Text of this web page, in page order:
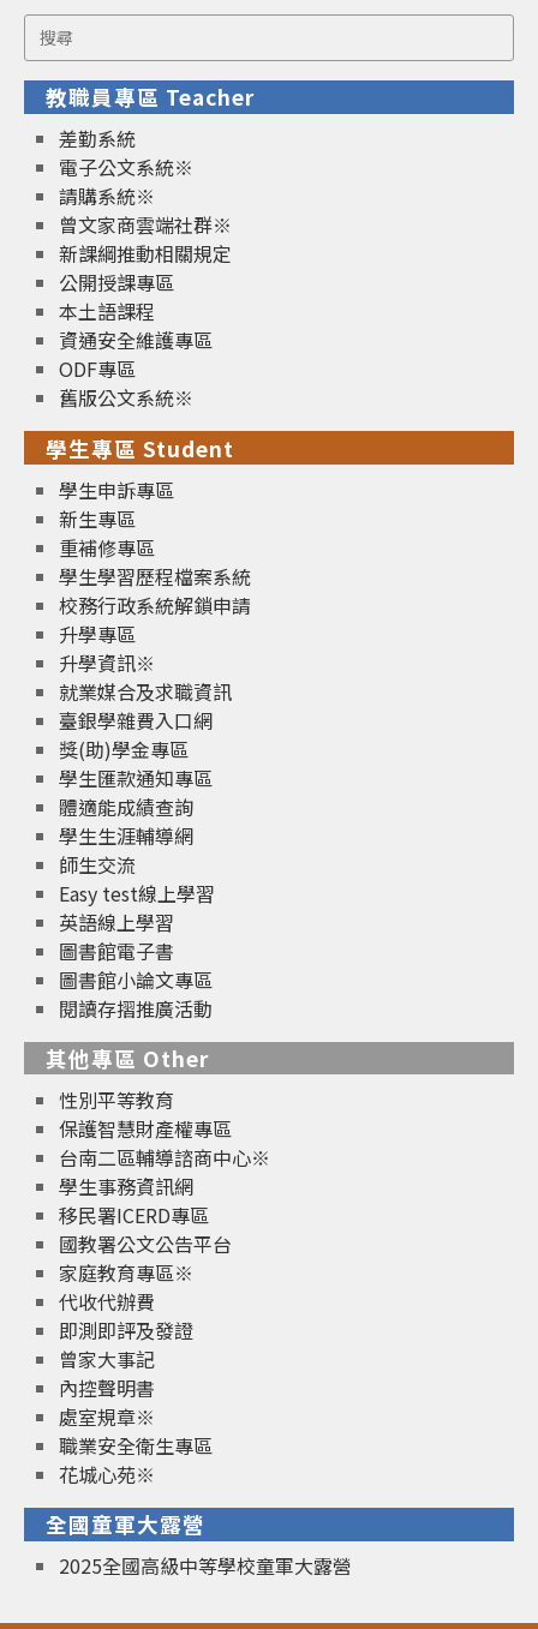
Search
for:
教職員專區 Teacher
差勤系統
電子公文系統※
請購系統※
曾文家商雲端社群※
新課綱推動相關規定
公開授課專區
本土語課程
資通安全維護專區
ODF專區
舊版公文系統※
學生專區 Student
學生申訴專區
新生專區
重補修專區
學生學習歷程檔案系統
校務行政系統解鎖申請
升學專區
升學資訊※
就業媒合及求職資訊
臺銀學雜費入口網
獎(助)學金專區
學生匯款通知專區
體適能成績查詢
學生生涯輔導網
師生交流
Easy test線上學習
英語線上學習
圖書館電子書
圖書館小論文專區
閱讀存摺推廣活動
其他專區 Other
性別平等教育
保護智慧財產權專區
台南二區輔導諮商中心※
學生事務資訊網
移民署ICERD專區
國教署公文公告平台
家庭教育專區※
代收代辦費
即測即評及發證
曾家大事記
內控聲明書
處室規章※
職業安全衛生專區
花城心苑※
全國童軍大露營
2025全國高級中等學校童軍大露營